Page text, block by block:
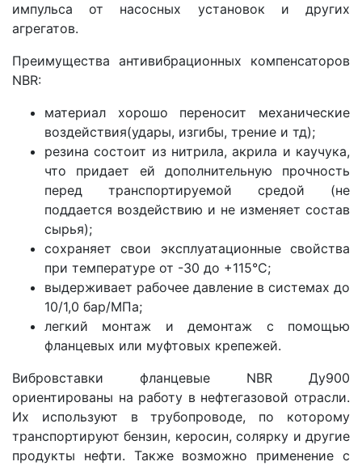
импульса от насосных установок и других
агрегатов.
Преимущества антивибрационных компенсаторов
NBR:
материал хорошо переносит механические
воздействия(удары, изгибы, трение и тд);
резина состоит из нитрила, акрила и каучука,
что придает ей дополнительную прочность
перед транспортируемой средой (не
поддается воздействию и не изменяет состав
сырья);
сохраняет свои эксплуатационные свойства
при температуре от -30 до +115°С;
выдерживает рабочее давление в системах до
10/1,0 бар/МПа;
легкий монтаж и демонтаж с помощью
фланцевых или муфтовых крепежей.
Вибровставки фланцевые NBR Ду900
ориентированы на работу в нефтегазовой отрасли.
Их используют в трубопроводе, по которому
транспортируют бензин, керосин, солярку и другие
продукты нефти. Также возможно применение с